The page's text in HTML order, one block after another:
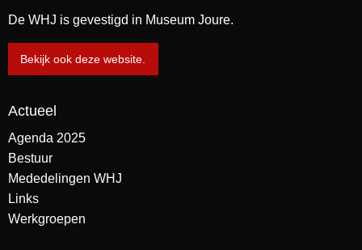
De WHJ is gevestigd in Museum Joure.
Bekijk ook deze website.
Actueel
Agenda 2025
Bestuur
Mededelingen WHJ
Links
Werkgroepen